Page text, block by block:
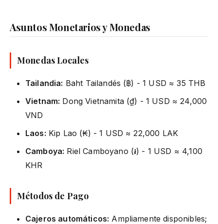
Asuntos Monetarios y Monedas
Monedas Locales
Tailandia: Baht Tailandés (฿) - 1 USD ≈ 35 THB
Vietnam: Dong Vietnamita (₫) - 1 USD ≈ 24,000
VND
Laos: Kip Lao (₭) - 1 USD ≈ 22,000 LAK
Camboya: Riel Camboyano (៛) - 1 USD ≈ 4,100
KHR
Métodos de Pago
Cajeros automáticos: Ampliamente disponibles;